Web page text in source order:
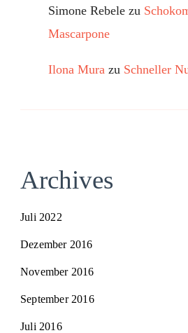
Simone Rebele zu
Mascarpone
Ilona Mura zu Schneller
Archives
Juli 2022
Dezember 2016
November 2016
September 2016
Juli 2016